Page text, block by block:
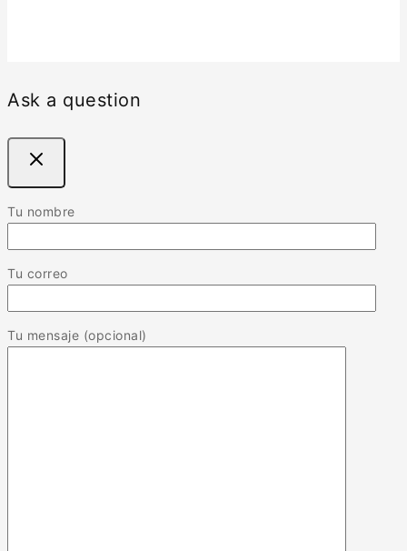
Ask a question
Tu nombre
Tu correo
Tu mensaje (opcional)